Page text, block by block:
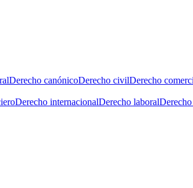
Derecho canónicoDerecho civilDerecho
Derecho internacionalDerecho laboral